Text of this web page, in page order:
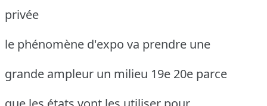
privée
le phénomène d'expo va prendre une
grande ampleur un milieu 19e 20e parce